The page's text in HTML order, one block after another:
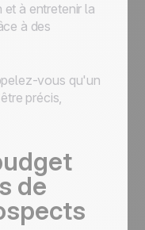
à entretenir la
à des
vous qu'un
précis,
de